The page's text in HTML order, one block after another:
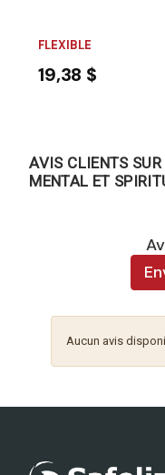
FLEXIBLE
19,38 $
AVIS CLIENTS
MENTAL ET
Aucun avis